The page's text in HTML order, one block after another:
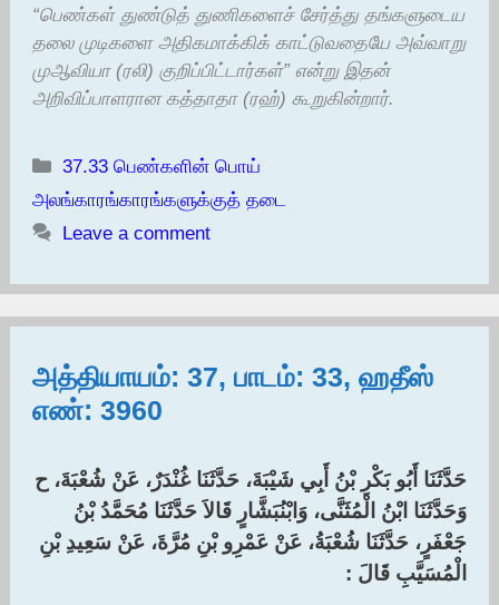
“பெண்கள் துண்டுத் துணிகளைச் சேர்த்து தங்களுடைய
தலை முடிகளை அதிகமாக்கிக் காட்டுவதையே அவ்வாறு
முஆவியா (ரலி) குறிப்பிட்டார்கள்” என்று இதன்
அறிவிப்பாளரான கத்தாதா (ரஹ்) கூறுகின்றார்.
Categories
37.33 பெண்களின் பொய்
அலங்காரங்காரங்களுக்குத் தடை
Leave a comment
அத்தியாயம்: 37, பாடம்: 33, ஹதீஸ்
எண்: 3960
حَدَّثَنَا أَبُو بَكْرِ بْنُ أَبِي شَيْبَةَ، حَدَّثَنَا غُنْدَرٌ، عَنْ شُعْبَةَ، ح
وَحَدَّثَنَا ابْنُ الْمُثَنَّى، وَابْنُبَشَّارٍ قَالاَ حَدَّثَنَا مُحَمَّدُ بْنُ
جَعْفَرٍ، حَدَّثَنَا شُعْبَةُ، عَنْ عَمْرِو بْنِ مُرَّةَ، عَنْ سَعِيدِ بْنِ
الْمُسَيَّبِ قَالَ :‏